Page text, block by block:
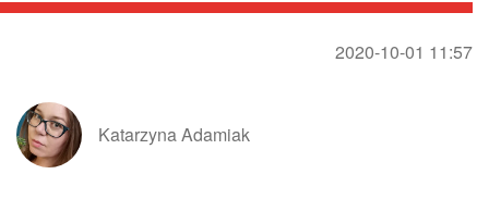
2020-10-01 11:57
Katarzyna Adamiak